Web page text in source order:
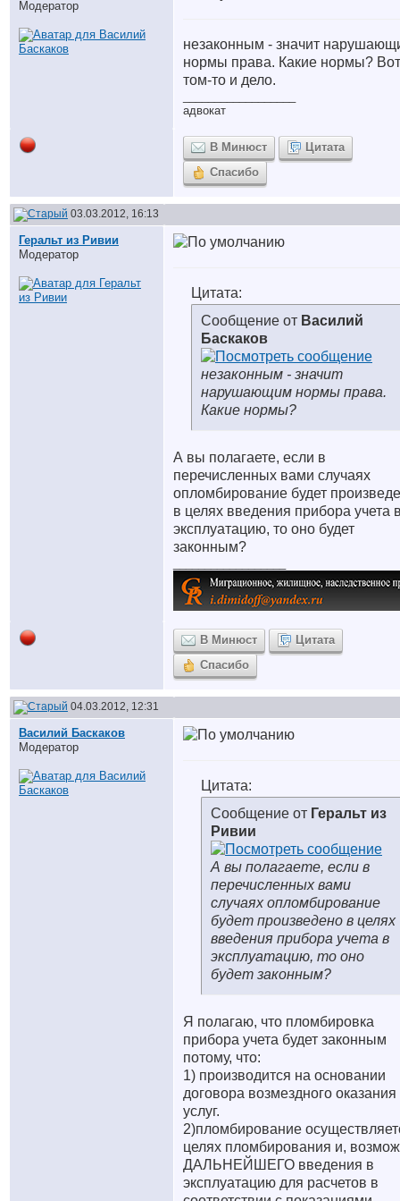
Модератор
незаконным - значит
нормы права. Какие нормы?
том-то и дело.
адвокат
В Минюст
Цитата
Спасибо
03.03.2012, 16:13
Геральт из Ривии
Модератор
Цитата:
Сообщение от Василий
Баскаков
незаконным - значит
нарушающим нормы права.
Какие нормы?
А вы полагаете, если в
перечисленных вами случаях
опломбирование будет
в целях введения прибора учета
эксплуатацию, то оно будет
законным?
В Минюст
Цитата
Спасибо
04.03.2012, 12:31
Василий Баскаков
Модератор
Цитата:
Сообщение от Геральт из
Ривии
А вы полагаете, если в
перечисленных вами
случаях опломбирование
будет произведено в целях
введения прибора учета в
эксплуатацию, то оно
будет законным?
Я полагаю, что пломбировка
прибора учета будет законным
потому, что:
1) производится на основании
договора возмездного оказания
услуг.
2)пломбирование
целях пломбирования и,
ДАЛЬНЕЙШЕГО введения в
эксплуатацию для расчетов в